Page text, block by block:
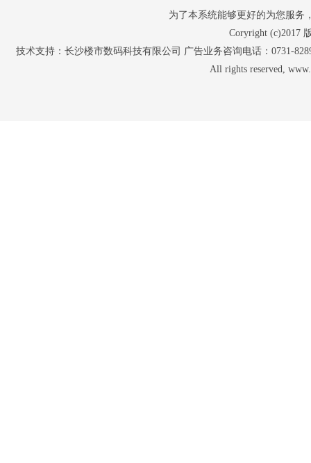
为了本系统能够更好的为您服务
Coryright (c)2017
技术支持：长沙楼市数码科技有限公司 广告业务咨询电话：0731-
All rights reserved,